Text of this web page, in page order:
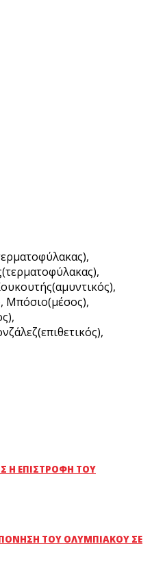
Μπόσιο(μέσος),
Η ΕΠΙΣΤΡΟΦΉ ΤΟΥ
ΤΟΥ ΟΛΥΜΠΙΑΚΟΎ ΣΕ